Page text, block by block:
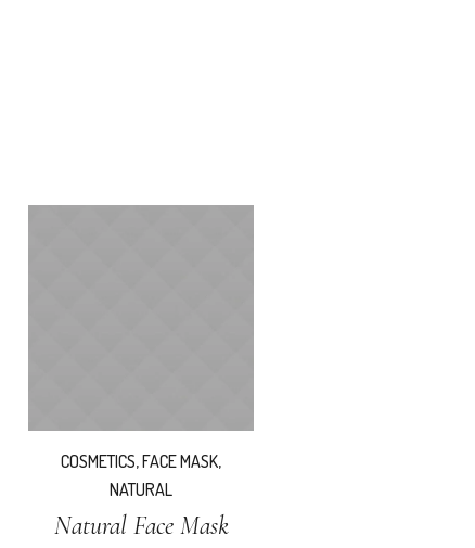
COSMETICS,FACE MASK,
NATURAL
Natural Face Mask